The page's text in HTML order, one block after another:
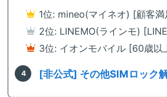
1位: mineo(マイネオ) [顧客満
2位: LINEMO(ラインモ)
3位: イオンモバイル [60歳以
[非公式] その他SIMロック